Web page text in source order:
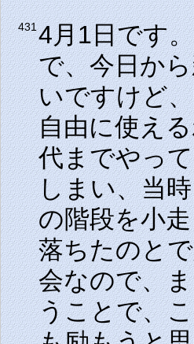
4314月1日です
で、今日か
いですけど
自由に使え
代までやっ
しまい、当
の階段を小
落ちたのと
会なので、
うことで、